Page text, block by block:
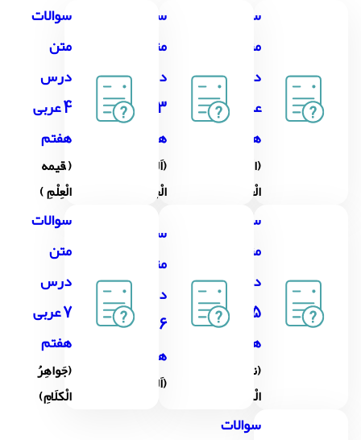
سوالات
متن
درس 1
عربی
هفتم
(الْحُروفُ
الْعَرَبيَّةُ)
سوالات
متن
درس
3 عربی
هفتم
(اَللُّغَةُ
الْجَمیلَةُ)
سوالات
متن
درس
4 عربی
هفتم
( ٰقیمه
الْعِلْمِ )
سوالات
متن
درس
5 عربی
هفتم
(نورُ
الْکلَامِ)
سوالات
متن
درس
6 عربی
هفتم
(اَلتَّفَکُّرُ)
سوالات
متن
درس
7 عربی
هفتم
(جَواهِرُ
الْکلَامِ)
سوالات